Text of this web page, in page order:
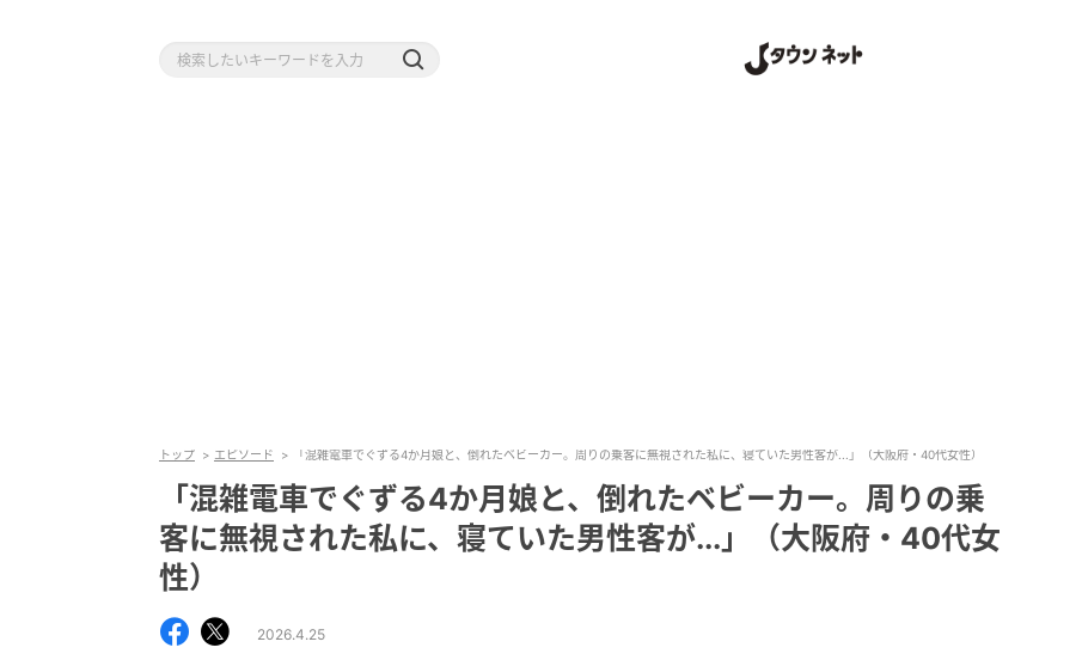
トップ エピソード 「混雑電車でぐずる4か月娘と、倒れたベビーカー。周りの乗客に無視された私に、寝ていた男性客が...」（大阪府・40代女性）
「混雑電車でぐずる4か月娘と、倒れたベビーカー。周りの乗
客に無視された私に、寝ていた男性客が...」（大阪府・40代女
性）
2026.4.25